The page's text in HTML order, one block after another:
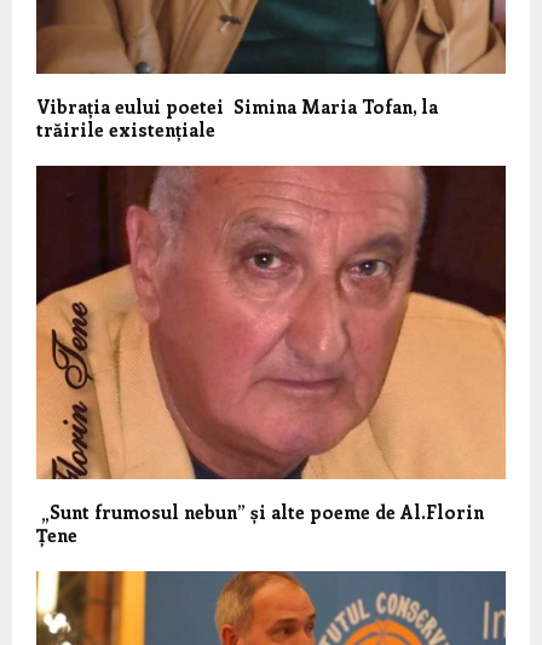
Vibrația eului poetei Simina Maria Tofan, la
trăirile existențiale
„Sunt frumosul nebun” și alte poeme de Al.Florin
Țene